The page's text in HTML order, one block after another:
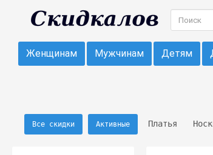
Женщинам Мужчинам Детям
Все скидки Активные Платья